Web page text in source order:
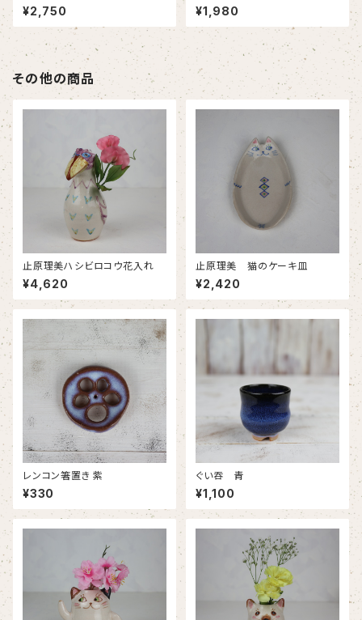
¥2,750 ¥1,980
その他の商品
止原理美ハシビロコウ花入れ
¥4,620
止原理美 猫のケーキ皿
¥2,420
レンコン箸置き 紫
¥330
ぐい吞 青
¥1,100